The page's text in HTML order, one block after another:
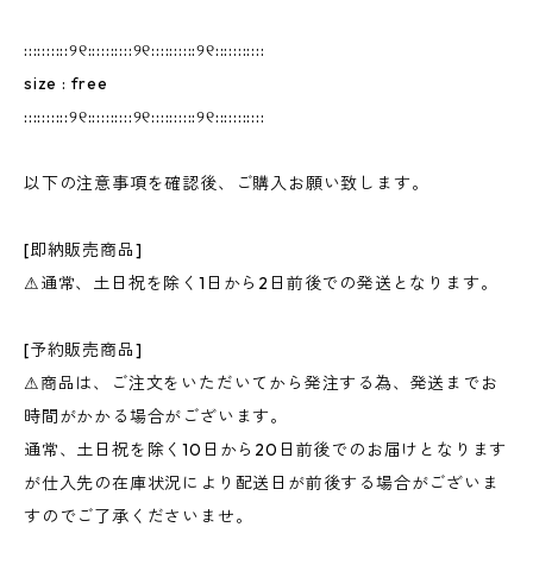
::::::::::୨୧::::::::::୨୧::::::::::୨୧:::::::::::
size : free
::::::::::୨୧::::::::::୨୧::::::::::୨୧:::::::::::
以下の注意事項を確認後、ご購入お願い致します。
[即納販売商品]
⚠︎通常、土日祝を除く1日から2日前後での発送となります。
[予約販売商品]
⚠︎商品は、ご注文をいただいてから発注する為、発送までお
時間がかかる場合がございます。
通常、土日祝を除く10日から20日前後でのお届けとなります
が仕入先の在庫状況により配送日が前後する場合がございま
すのでご了承くださいませ。